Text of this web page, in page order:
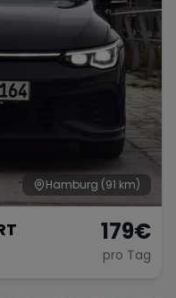
Hamburg (91 km)
179€
pro Tag